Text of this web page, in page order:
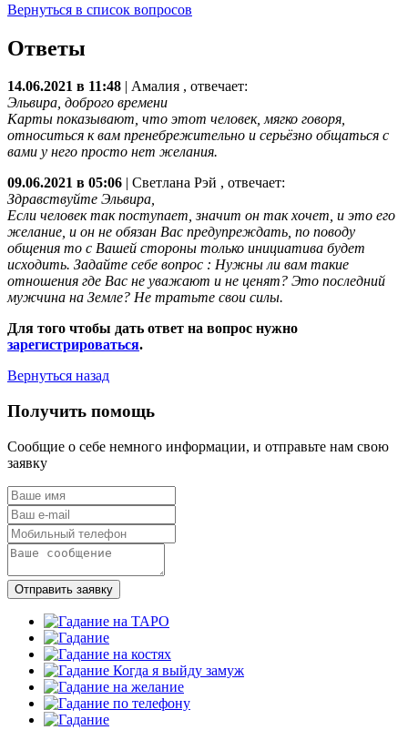
Вернуться в список вопросов
Ответы
14.06.2021 в 11:48 Амалия , отвечает:
Эльвира, доброго времени
Карты показывают, что этот человек, мягко говоря,
относиться к вам пренебрежительно и серьёзно общаться с
вами у него просто нет желания.
09.06.2021 в 05:06
Светлана Рэй , отвечает:
Здравствуйте Эльвира,
Если человек так поступает, значит он так хочет, и это его
желание, и он не обязан Вас предупреждать, по поводу
общения то с Вашей стороны только инициатива будет
исходить. Задайте себе вопрос : Нужны ли вам такие
отношения где Вас не уважают и не ценят? Это последний
мужчина на Земле? Не тратьте свои силы.
Для того чтобы дать ответ на вопрос нужно
зарегистрироваться.
Вернуться назад
Получить помощь
Сообщие о себе немного информации, и отправьте нам свою
заявку
Отправить заявку